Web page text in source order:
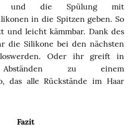
und die Spülung mit
in die Spitzen geben. So
und leicht kämmbar. Dank des
die Silikone bei den nächsten
Oder ihr greift in
Abständen zu einem
das alle Rückstände im Haar
Fazit